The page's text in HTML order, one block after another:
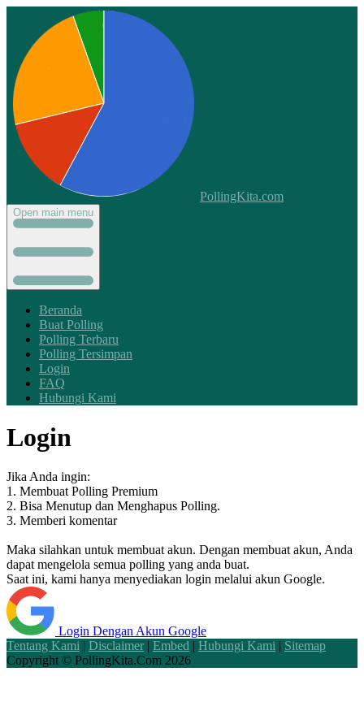
PollingKita.com
Open main menu
Beranda
Buat Polling
Polling Terbaru
Polling Tersimpan
Login
FAQ
Hubungi Kami
Login
Jika Anda ingin:
1. Membuat Polling Premium
2. Bisa Menutup dan Menghapus Polling.
3. Memberi komentar
Maka silahkan untuk membuat akun. Dengan membuat akun, Anda
dapat mengelola semua polling yang anda buat.
Saat ini, kami hanya menyediakan login melalui akun Google.
Login Dengan Akun Google
Tentang Kami | Disclaimer | Embed | Hubungi Kami | Sitemap
Copyright © PollingKita.Com 2026